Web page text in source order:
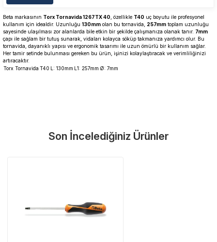
Beta markasının Torx Tornavida 1267TX 40 , özellikle T40 uç boyutu ile profesyonel
kullanım için idealdir. Uzunluğu 130mm olan bu tornavida, 257mm toplam uzunluğu
sayesinde ulaşılması zor alanlarda bile etkin bir şekilde çalışmanıza olanak tanır. 7mm
çapı ile sağlam bir tutuş sunarak, vidaları kolayca söküp takmanıza yardımcı olur. Bu
tornavida, dayanıklı yapısı ve ergonomik tasarımı ile uzun ömürlü bir kullanım sağlar.
Her tamir setinde bulunması gereken bu ürün, işinizi kolaylaştıracak ve verimliliğinizi
artıracaktır.
Torx Tornavida T40 L: 130mm L1: 257mm Ø: 7mm
Tüm ürünlerimiz üretici firma garantisi altındadır. Size en yakın
Orijinal garanti belgeli ürünler
Yaygın Servis Ağı
Yorum Yaz
Son İncelediğiniz Ürünler